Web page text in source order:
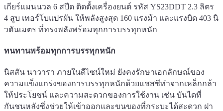
เกียร์แมนนวล 6 สปีด ติดตั้งเครื่องยนต์ รหัส YS23DDT 2.3 ลิตร
4 สูบ เทอร์โบแปรผัน ให้พลังสูงสุด 160 แรงม้า และแรงบิด 403 นิ
วตันเมตร ที่ทรงพลังพร้อมทุกการบรรทุกหนัก
ทนทานพร้อมทุกการบรรทุกหนัก
นิสสัน นาวารา ภายในดีไซน์ใหม่ ยังคงรักษาเอกลักษณ์ของ
ความแข็งแกร่งของการบรรทุกหนักด้วยแชสซีทำจากเหล็กกล้า
ให้ประโยชน์ และความสะดวกของการใช้งาน เช่น บันไดที่
กันชนหลังซึ่งช่วยให้เข้าออกและขนของที่กระบะได้สะดวก ฝา